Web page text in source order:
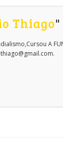
Thiago"
A